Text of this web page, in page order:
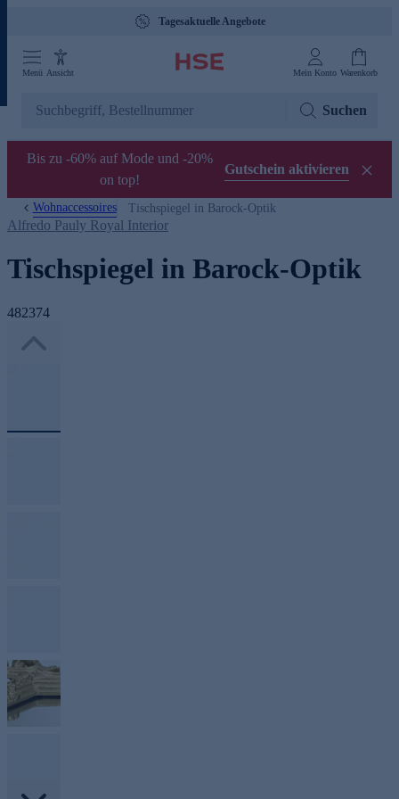
Tagesaktuelle Angebote
Menü Ansicht Mein Konto Warenkorb
Suchen
Bis zu -60% auf Mode und -20%
on top!
Gutschein aktivieren
Wohnaccessoires Tischspiegel in Barock-Optik
Alfredo Pauly Royal Interior
Tischspiegel in Barock-Optik
482374